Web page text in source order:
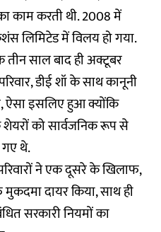
काम करती थी. 2008 में
लिमिटेड में विलय हो गया.
साल बाद ही अक्टूबर
डीई शॉ के साथ कानूनी
इसलिए हुआ क्योंकि
शेयरों को सार्वजनिक रूप से
थे.
ने एक दूसरे के खिलाफ,
दायर किया, साथ ही
सरकारी नियमों का